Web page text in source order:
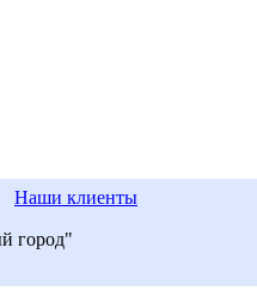
Наши клиенты
город"